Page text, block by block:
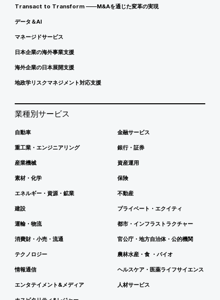
Transact to Transform ――M&Aを通じた変革の実現
データ＆AI
マネージドサービス
日本企業の海外事業支援
海外企業の日本展開支援
地政学リスクマネジメント対応支援
業種別サービス
自動車
重工業・エンジニアリング
産業機械
素材・化学
エネルギー・資源・鉱業
建設
運輸・物流
消費財・小売・流通
テクノロジー
情報通信
エンタテイメント&メディア
金融サービス
銀行・証券
資産運用
保険
不動産
プライベート・エクイティ
都市・インフラストラクチャー
官公庁・地方自治体・公的機関
農林水産・食 ・バイオ
ヘルスケア・医薬ライフサイエンス
人材サービス